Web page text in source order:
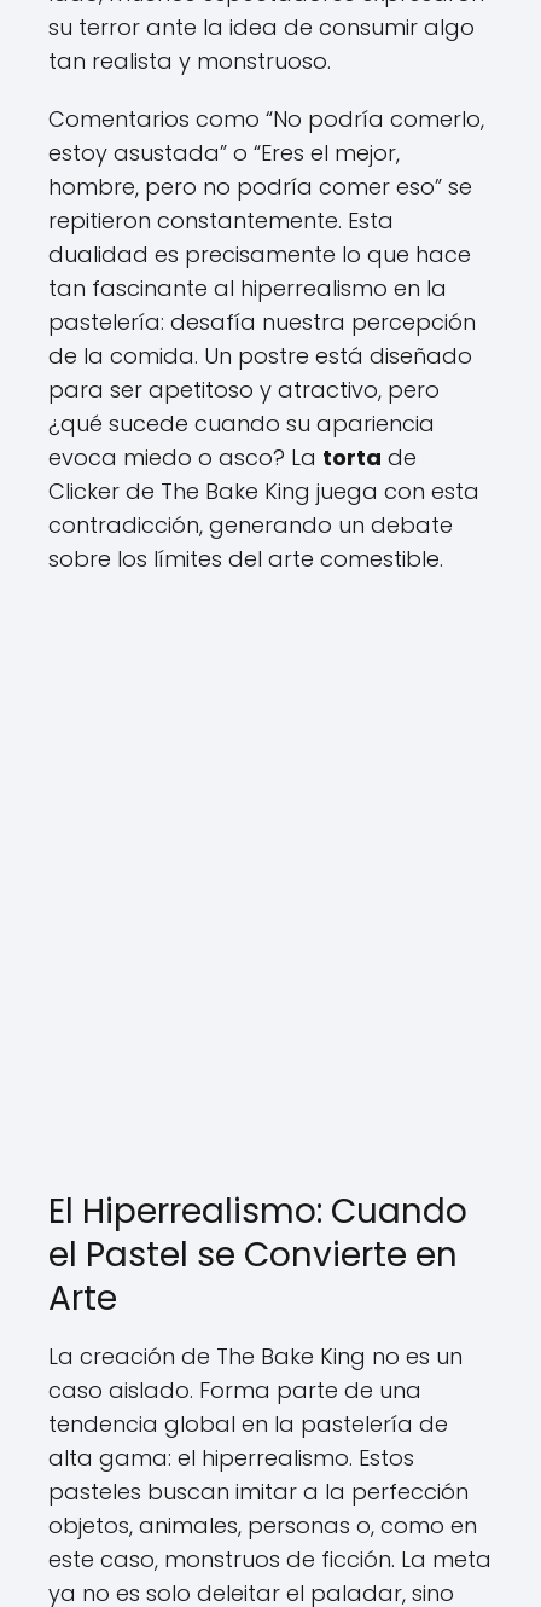
su terror ante la idea de consumir algo
tan realista y monstruoso.
Comentarios como “No podría comerlo,
estoy asustada” o “Eres el mejor,
hombre, pero no podría comer eso” se
repitieron constantemente. Esta
dualidad es precisamente lo que hace
tan fascinante al hiperrealismo en la
pastelería: desafía nuestra percepción
de la comida. Un postre está diseñado
para ser apetitoso y atractivo, pero
¿qué sucede cuando su apariencia
evoca miedo o asco? La torta de
Clicker de The Bake King juega con esta
contradicción, generando un debate
sobre los límites del arte comestible.
El Hiperrealismo: Cuando
el Pastel se Convierte en
Arte
La creación de The Bake King no es un
caso aislado. Forma parte de una
tendencia global en la pastelería de
alta gama: el hiperrealismo. Estos
pasteles buscan imitar a la perfección
objetos, animales, personas o, como en
este caso, monstruos de ficción. La meta
ya no es solo deleitar el paladar, sino